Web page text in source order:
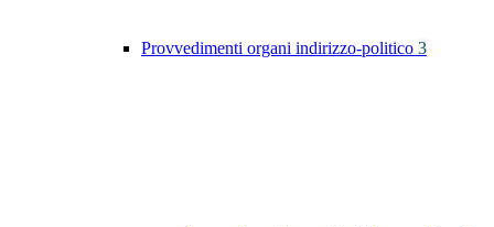
Provvedimenti organi indirizzo-politico 3